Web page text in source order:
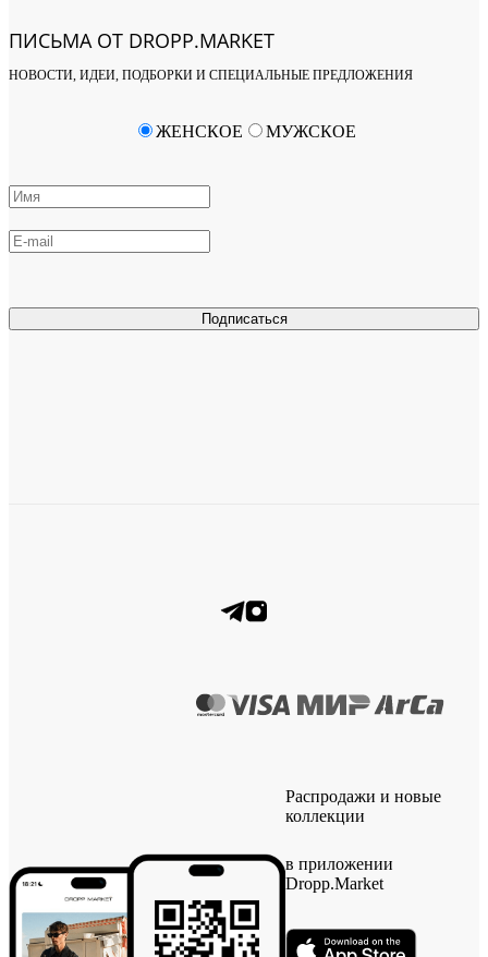
ПИСЬМА ОТ DROPP.MARKET
НОВОСТИ, ИДЕИ, ПОДБОРКИ И СПЕЦИАЛЬНЫЕ ПРЕДЛОЖЕНИЯ
Подписаться
ЖЕНСКОЕ МУЖСКОЕ
Распродажи и новые
коллекции
в приложении
Dropp.Market